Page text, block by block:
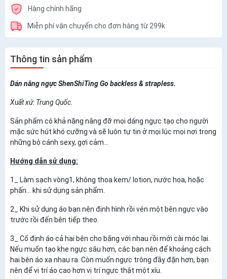
Hàng chính hãng
Miễn phí vận chuyển cho đơn hàng từ 299k
Thông tin sản phẩm
Dán nâng ngực ShenShiTing Go backless & strapless.
Xuất xứ: Trung Quốc.
Sản phẩm có khả năng nâng đỡ mọi dáng ngực tạo cho người
mặc sức hút khó cưỡng và sẽ luôn tự tin ở mọi lúc mọi nơi trong
những bộ cánh sexy, gợi cảm...
Hướng dẫn sử dụng:
1_ Làm sạch vòng1, không thoa kem/ lotion, nước hoa, hoặc
phấn... khi sử dụng sản phẩm.
2_ Khi sử dụng áo bạn nên định hình rồi vén một bên ngực vào
trước rồi đến bên tiếp theo.
3_ Cố định áo cả hai bên cho bằng với nhau rồi mới cài móc lại.
Nếu muốn tạo khe ngực sâu hơn, các bạn nên để khoảng cách
hai bên áo xa nhau ra. Còn muốn ngực trông đầy đặn hơn, bạn
nên để vị trí áo cao hơn vị trí ngực thật một xíu.